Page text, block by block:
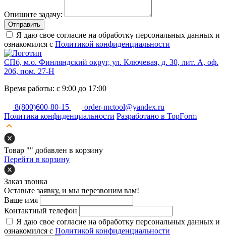
Опишите задачу:
Отправить
Я даю свое согласие на обработку персональных данных и
ознакомился с Политикой конфиденциальности
СПб, м.о. Финляндский округ, ул. Ключевая, д. 30, лит. А, оф.
206, пом. 27-Н
Время работы: с 9:00 до 17:00
8(800)600-80-15
order-mctool@yandex.ru
Политика конфиденциальности Разработано в TopForm
Товар "" добавлен в корзину
Перейти в корзину
Заказ звонка
Оставьте заявку, и мы перезвоним вам!
Ваше имя
Контактный телефон
Я даю свое согласие на обработку персональных данных и
ознакомился с Политикой конфиденциальности